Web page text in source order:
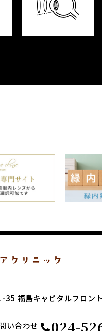
35 福島キャピタルフロン
い合わせ 024-